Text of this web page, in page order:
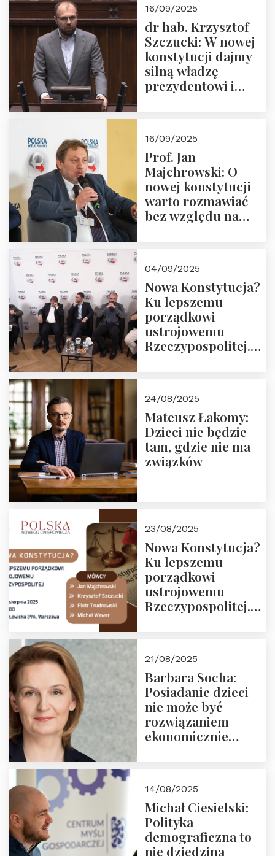
16/09/2025
dr hab. Krzysztof
Szczucki: W nowej
konstytucji dajmy
silną władzę
prezydentowi i
16/09/2025
Prof. Jan
Majchrowski: O
nowej konstytucji
warto rozmawiać
bez względu na
04/09/2025
Nowa Konstytucja?
Ku lepszemu
porządkowi
ustrojowemu
Rzeczypospolitej.
24/08/2025
Mateusz Łakomy:
Dzieci nie będzie
tam, gdzie nie ma
związków
23/08/2025
Nowa Konstytucja?
Ku lepszemu
porządkowi
ustrojowemu
Rzeczypospolitej.
Nowego
Ćwierćwiecza”
21/08/2025
Barbara Socha:
Posiadanie dzieci
nie może być
rozwiązaniem
ekonomicznie
14/08/2025
Michał Ciesielski:
Polityka
demograficzna to
nie dziedzina